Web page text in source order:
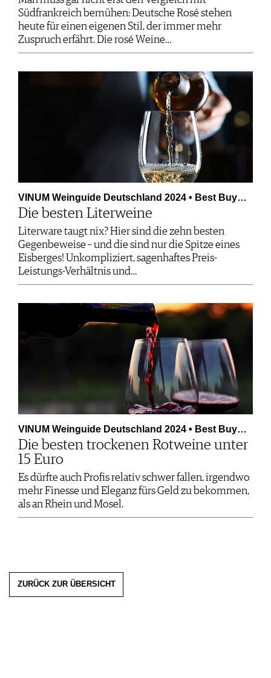
Südfrankreich bemühen: Deutsche Rosé stehen
heute für einen eigenen Stil, der immer mehr
Zuspruch erfährt. Die rosé Weine…
VINUM Weinguide Deutschland 2024 • Best Buy…
Die besten Literweine
Literware taugt nix? Hier sind die zehn besten
Gegenbeweise – und die sind nur die Spitze eines
Eisberges! Unkompliziert, sagenhaftes Preis-
Leistungs-Verhältnis und…
VINUM Weinguide Deutschland 2024 • Best Buy…
Die besten trockenen Rotweine unter
15 Euro
Es dürfte auch Profis relativ schwer fallen, irgendwo
mehr Finesse und Eleganz fürs Geld zu bekommen,
als an Rhein und Mosel.
ZURÜCK ZUR ÜBERSICHT